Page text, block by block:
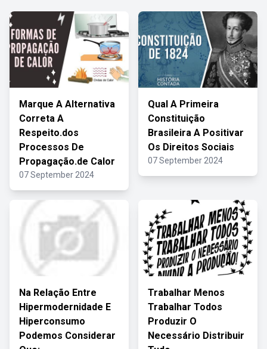
Marque A Alternativa
Correta A
Respeito.dos
Processos De
Propagação.de Calor
07 September 2024
Qual A Primeira
Constituição
Brasileira A Positivar
Os Direitos Sociais
07 September 2024
Na Relação Entre
Hipermodernidade E
Hiperconsumo
Podemos Considerar
Trabalhar Menos
Trabalhar Todos
Produzir O
Necessário Distribuir